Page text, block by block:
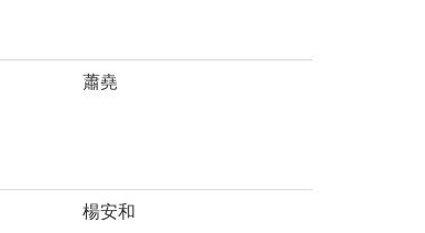
蕭堯
楊安和